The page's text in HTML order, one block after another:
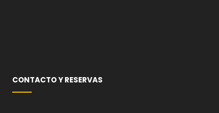
CONTACTO Y RESERVAS